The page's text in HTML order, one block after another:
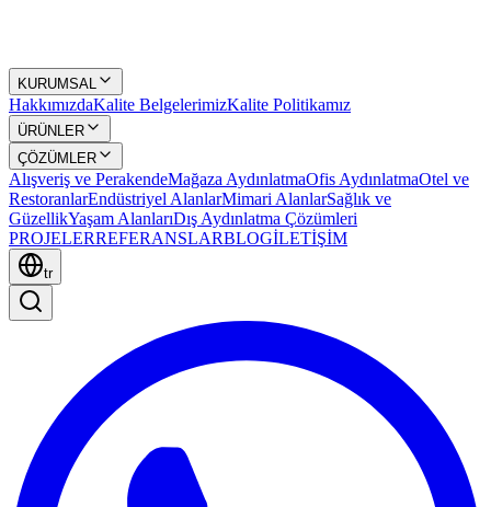
KURUMSAL
HakkımızdaKalite BelgelerimizKalite Politikamız
ÜRÜNLER
ÇÖZÜMLER
Alışveriş ve PerakendeMağaza AydınlatmaOfis AydınlatmaOtel ve
RestoranlarEndüstriyel AlanlarMimari AlanlarSağlık ve
GüzellikYaşam AlanlarıDış Aydınlatma Çözümleri
PROJELERREFERANSLARBLOGİLETİŞİM
tr